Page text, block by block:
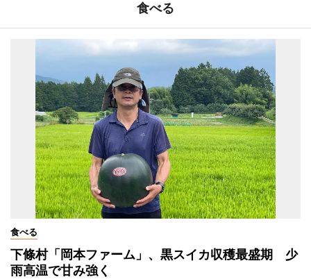
食べる
食べる
下條村「岡本ファーム」、黒スイカ収穫最盛期 少
雨高温で甘み強く